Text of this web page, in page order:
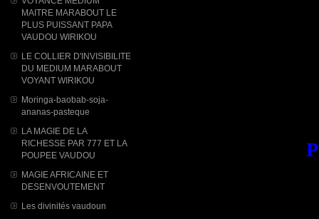
MAITRE MARABOUT LE
PLUS PUISSANT PAPA
VAUDOU WIRIKOU
LE COLLIER D'INVISIBILITE
DU MEDIUM MARABOUT
VOYANT WIRIKOU
Moringa-baobab-soja-
ananas-pasteque
LA MAGIE DE LA
RICHESSE PAR 777 ET LA
POUPEE VAUDOU
MAGIE AFRICAINE ET
DESENVOUTEMENT
Les divinités vaudoun